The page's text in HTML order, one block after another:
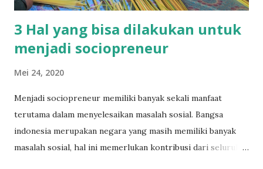
3 Hal yang bisa dilakukan untuk
menjadi sociopreneur
Mei 24, 2020
Menjadi sociopreneur memiliki banyak sekali manfaat
terutama dalam menyelesaikan masalah sosial. Bangsa
indonesia merupakan negara yang masih memiliki banyak
masalah sosial, hal ini memerlukan kontribusi dari seluruh